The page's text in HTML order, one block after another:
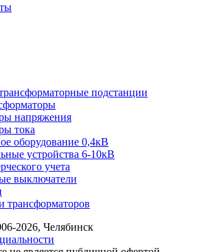
подстанции
напряжения
тока
оборудование 0,4кВ
устройства 6-10кВ
учета
выключатели
трансформаторов
2026, Челябинск